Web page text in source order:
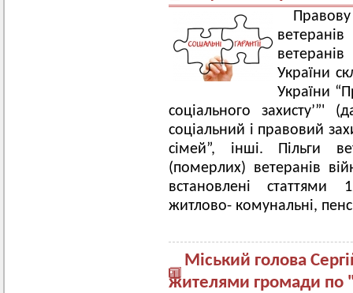
України
України
соціального захисту’”'
соціальний і правовий
сімей”, інші. Пільги
(померлих) ветеранів
встановлені
житлово- комунальні,
Міський голова
жителями громади по